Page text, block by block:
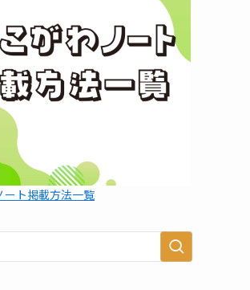
ート掲載方法一覧